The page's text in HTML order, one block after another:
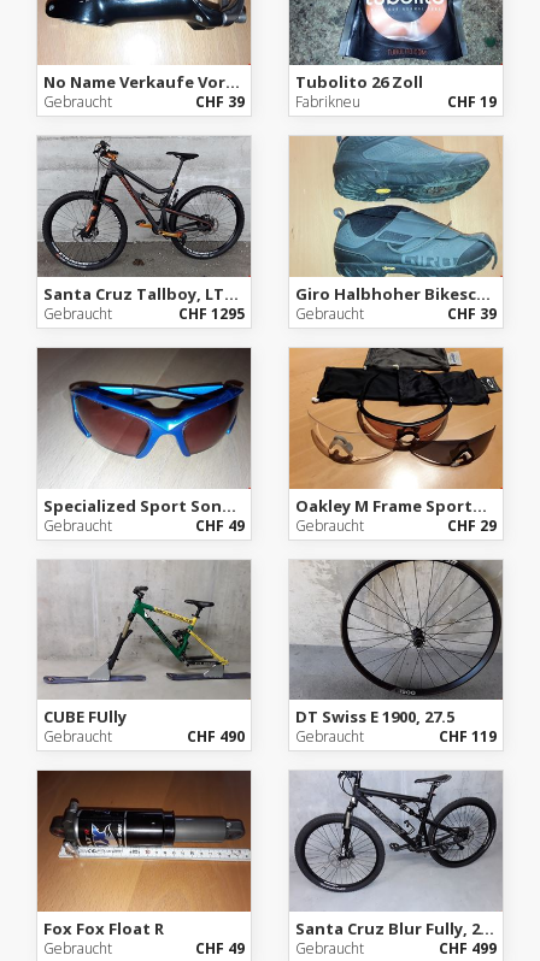
No Name Verkaufe Vorbau, 85mm länge, 170 Gramm 31.8 Lenkerklemmung, 33mm Schaft Durchmesser
Gebraucht CHF 39
Tubolito 26 Zoll
Fabrikneu CHF 19
Santa Cruz Tallboy, LTDc 29 Zoll
Gebraucht CHF 1295
Giro Halbhoher Bikeschuh Gr. 42
Gebraucht CHF 39
Specialized Sport Sonnenbrille
Gebraucht CHF 49
Oakley M Frame Sportbrille mit 3 Gläsern
Gebraucht CHF 29
CUBE FUlly
Gebraucht CHF 490
DT Swiss E 1900, 27.5
Gebraucht CHF 119
Fox Fox Float R
Gebraucht CHF 49
Santa Cruz Blur Fully, 26 Zoll, Gr.M
Gebraucht CHF 499